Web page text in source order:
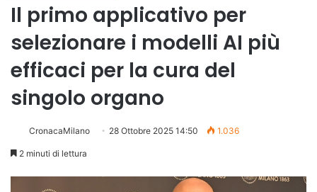
Il primo applicativo per
selezionare i modelli AI più
efficaci per la cura del
singolo organo
CronacaMilano 28 Ottobre 2025 14:50 1.036
2 minuti di lettura